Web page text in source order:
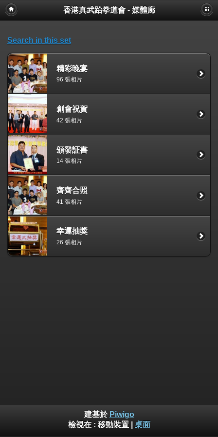
香港真武跆拳道會 - 媒體廊
Search in this set
精彩晚宴
96 張相片
創會祝賀
42 張相片
頒發証書
14 張相片
齊齊合照
41 張相片
幸運抽獎
26 張相片
建基於 Piwigo
檢視在 : 移動裝置| 桌面